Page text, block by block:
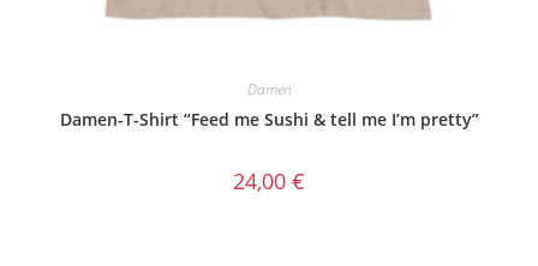
Damen
Damen-T-Shirt “Feed me Sushi & tell me I’m pretty”
24,00 €